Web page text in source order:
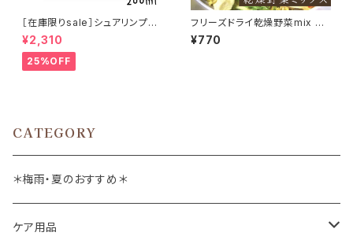
［在庫限りsale］シュアリンプウ
newスキンケアスプレー 200m
l¥2,310
25%OFF
フリーズドライ乾燥野菜mix 35
g
¥770
CATEGORY
＊梅雨・夏のおすすめ＊
ケア用品